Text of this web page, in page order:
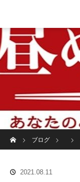
ブログ
2021.08.11